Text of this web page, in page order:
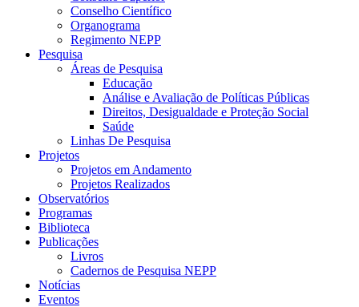
Conselho Científico
Organograma
Regimento NEPP
Pesquisa
Áreas de Pesquisa
Educação
Análise e Avaliação de Políticas Públicas
Direitos, Desigualdade e Proteção Social
Saúde
Linhas De Pesquisa
Projetos
Projetos em Andamento
Projetos Realizados
Observatórios
Programas
Biblioteca
Publicações
Livros
Cadernos de Pesquisa NEPP
Notícias
Eventos